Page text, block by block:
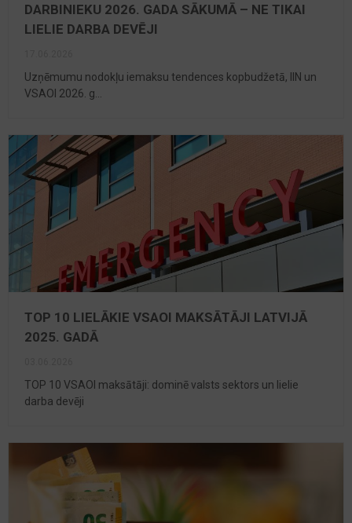
DARBINIEKU 2026. GADA SĀKUMĀ – NE TIKAI
LIELIE DARBA DEVĒJI
Uzņēmumu nodokļu iemaksu tendences kopbudžetā, IIN un
VSAOI 2026. g...
TOP 10 LIELĀKIE VSAOI MAKSĀTĀJI LATVIJĀ
2025. GADĀ
TOP 10 VSAOI maksātāji: dominē valsts sektors un lielie
darba devēji